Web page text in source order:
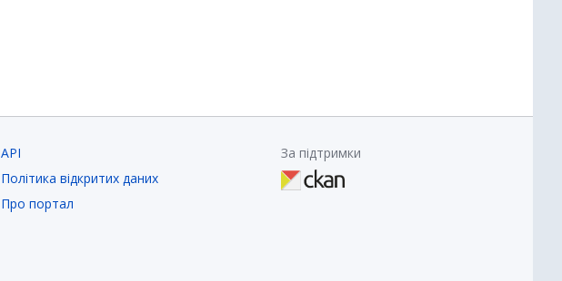
API
Політика відкритих даних
Про портал
За підтримки